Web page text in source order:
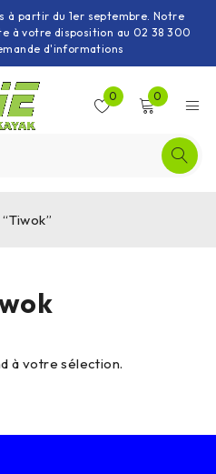
à partir du 1er septembre. Notre
à votre disposition au 02 38 300
d'informations
0 0
à votre sélection.